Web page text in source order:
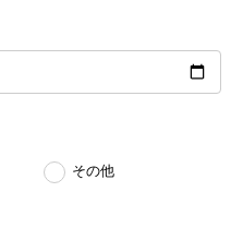
その他